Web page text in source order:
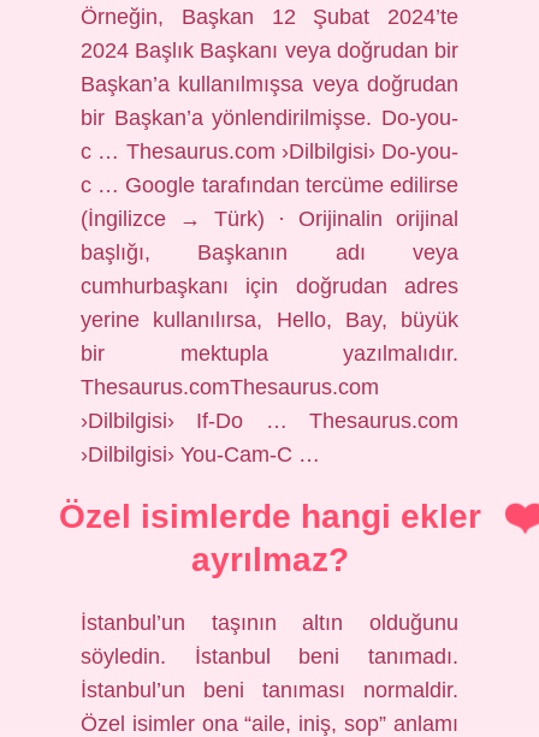
Örneğin, Başkan 12 Şubat 2024’te
2024 Başlık Başkanı veya doğrudan bir
Başkan’a kullanılmışsa veya doğrudan
bir Başkan’a yönlendirilmişse. Do-you-
c … Thesaurus.com ›Dilbilgisi› Do-you-
c … Google tarafından tercüme edilirse
(İngilizce → Türk) · Orijinalin orijinal
başlığı, Başkanın adı veya
cumhurbaşkanı için doğrudan adres
yerine kullanılırsa, Hello, Bay, büyük
bir mektupla yazılmalıdır.
Thesaurus.comThesaurus.com
›Dilbilgisi› If-Do … Thesaurus.com
›Dilbilgisi› You-Cam-C …
Özel isimlerde hangi ekler
ayrılmaz?
İstanbul’un taşının altın olduğunu
söyledin. İstanbul beni tanımadı.
İstanbul’un beni tanıması normaldir.
Özel isimler ona “aile, iniş, sop” anlamı